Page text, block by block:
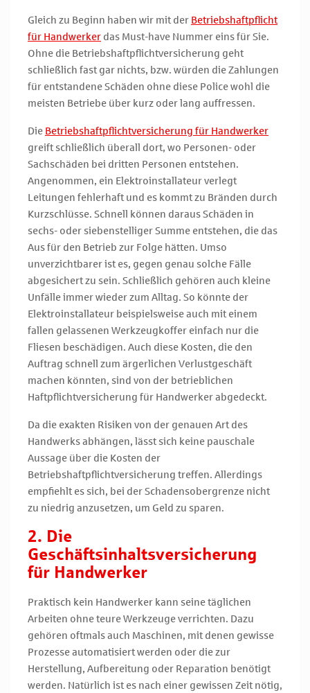
Gleich zu Beginn haben wir mit der Betriebshaftpflicht
für Handwerker das Must-have Nummer eins für Sie.
Ohne die Betriebshaftpflichtversicherung geht
schließlich fast gar nichts, bzw. würden die Zahlungen
für entstandene Schäden ohne diese Police wohl die
meisten Betriebe über kurz oder lang auffressen.
Die Betriebshaftpflichtversicherung für Handwerker
greift schließlich überall dort, wo Personen- oder
Sachschäden bei dritten Personen entstehen.
Angenommen, ein Elektroinstallateur verlegt
Leitungen fehlerhaft und es kommt zu Bränden durch
Kurzschlüsse. Schnell können daraus Schäden in
sechs- oder siebenstelliger Summe entstehen, die das
Aus für den Betrieb zur Folge hätten. Umso
unverzichtbarer ist es, gegen genau solche Fälle
abgesichert zu sein. Schließlich gehören auch kleine
Unfälle immer wieder zum Alltag. So könnte der
Elektroinstallateur beispielsweise auch mit einem
fallen gelassenen Werkzeugkoffer einfach nur die
Fliesen beschädigen. Auch diese Kosten, die den
Auftrag schnell zum ärgerlichen Verlustgeschäft
machen könnten, sind von der betrieblichen
Haftpflichtversicherung für Handwerker abgedeckt.
Da die exakten Risiken von der genauen Art des
Handwerks abhängen, lässt sich keine pauschale
Aussage über die Kosten der
Betriebshaftpflichtversicherung treffen. Allerdings
empfiehlt es sich, bei der Schadensobergrenze nicht
zu niedrig anzusetzen, um Geld zu sparen.
2. Die
Geschäftsinhaltsversicherung
für Handwerker
Praktisch kein Handwerker kann seine täglichen
Arbeiten ohne teure Werkzeuge verrichten. Dazu
gehören oftmals auch Maschinen, mit denen gewisse
Prozesse automatisiert werden oder die zur
Herstellung, Aufbereitung oder Reparation benötigt
werden. Natürlich ist es nach einer gewissen Zeit nötig,